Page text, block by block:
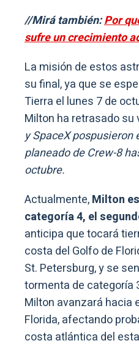
//Mirá también:Por
sufre un crecimiento
La misión de estos
su final, ya que se
Tierra el lunes 7 de
Milton ha retrasado su
y SpaceX
planeado de Crew-8
octubre.
Actualmente,Milton
categoría 4, el
anticipa que tocará
costa del Golfo de
St. Petersburg, y se
tormenta de categoría
Milton avanzará hacia
Florida, afectando
costa atlántica del